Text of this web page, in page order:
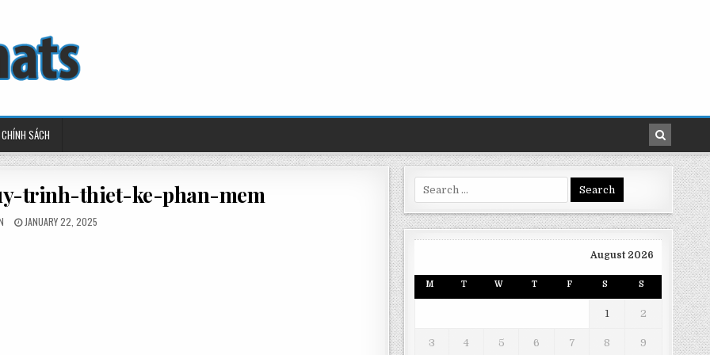
CHÍNH SÁCH
trinh-thiet-ke-phan-mem
POSTED
JANUARY 22, 2025
Search
for:
August 2026
M T W T F S S
1 2
3 4 5 6 7 8 9